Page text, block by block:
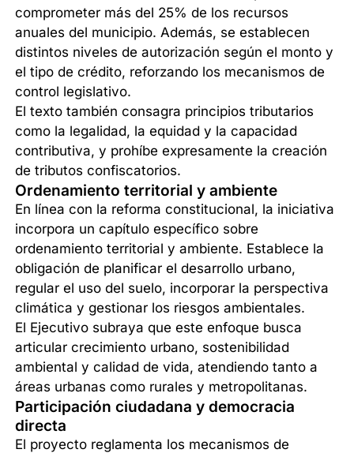
comprometer más del 25% de los recursos
anuales del municipio. Además, se establecen
distintos niveles de autorización según el monto y
el tipo de crédito, reforzando los mecanismos de
control legislativo.
El texto también consagra principios tributarios
como la legalidad, la equidad y la capacidad
contributiva, y prohíbe expresamente la creación
de tributos confiscatorios.
Ordenamiento territorial y ambiente
En línea con la reforma constitucional, la iniciativa
incorpora un capítulo específico sobre
ordenamiento territorial y ambiente. Establece la
obligación de planificar el desarrollo urbano,
regular el uso del suelo, incorporar la perspectiva
climática y gestionar los riesgos ambientales.
El Ejecutivo subraya que este enfoque busca
articular crecimiento urbano, sostenibilidad
ambiental y calidad de vida, atendiendo tanto a
áreas urbanas como rurales y metropolitanas.
Participación ciudadana y democracia
directa
El proyecto reglamenta los mecanismos de